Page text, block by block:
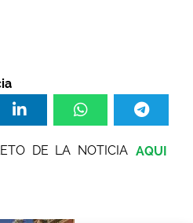
DE LA NOTICIA AQUI